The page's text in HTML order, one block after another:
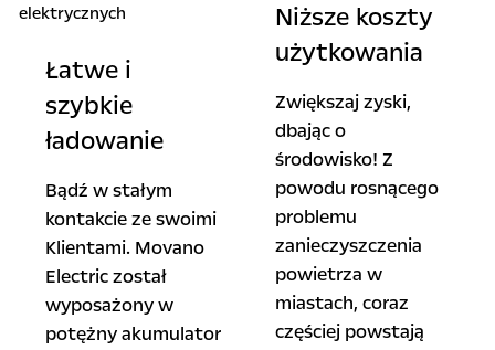
Łatwe i
szybkie
ładowanie
Bądź w stałym
kontakcie ze swoimi
Klientami. Movano
Electric został
wyposażony w
potężny akumulator
Niższe koszty
użytkowania
Zwiększaj zyski,
dbając o
środowisko! Z
powodu rosnącego
problemu
zanieczyszczenia
powietrza w
miastach, coraz
częściej powstają